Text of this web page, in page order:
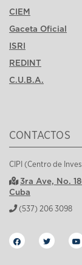
CIEM
Gaceta Oficial
ISRI
REDINT
C.U.B.A.
CONTACTOS
CIPI (Centro de
3ra Ave, No.
Cuba
(537) 206 3098